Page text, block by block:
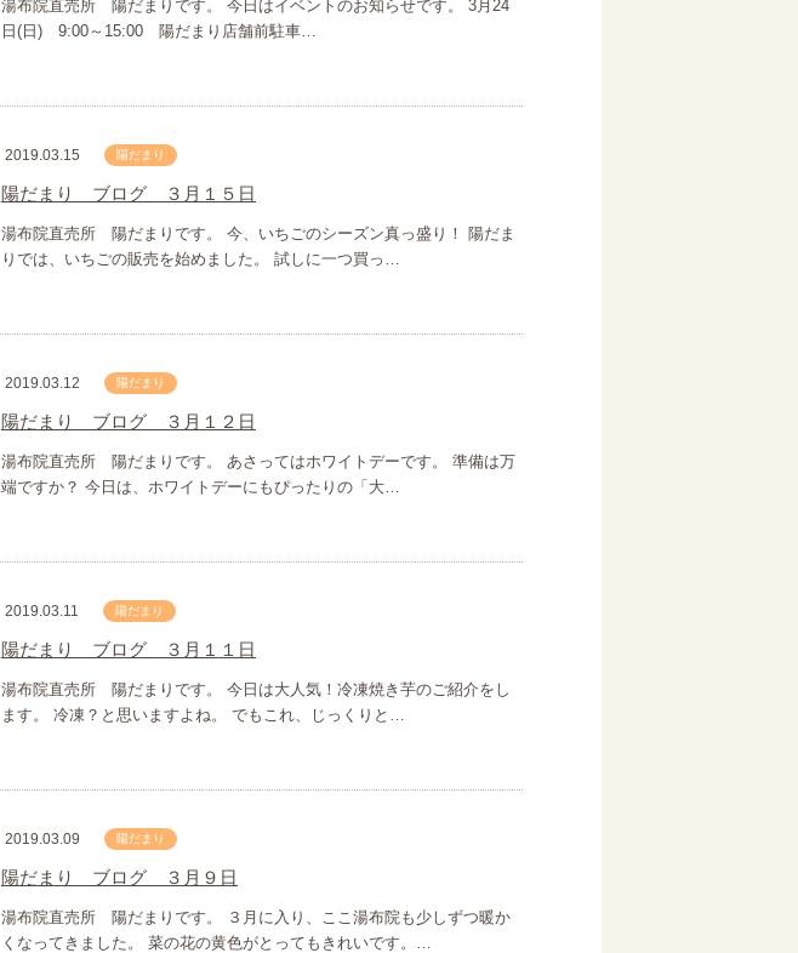
湯布院直売所 陽だまりです。 今日はイベントのお知らせです。 3月24
日(日) 9:00～15:00 陽だまり店舗前駐車…
2019.03.15 陽だまり
陽だまり ブログ ３月１５日
湯布院直売所 陽だまりです。 今、いちごのシーズン真っ盛り！ 陽だま
りでは、いちごの販売を始めました。 試しに一つ買っ…
2019.03.12 陽だまり
陽だまり ブログ ３月１２日
湯布院直売所 陽だまりです。 あさってはホワイトデーです。 準備は万
端ですか？ 今日は、ホワイトデーにもぴったりの「大…
2019.03.11 陽だまり
陽だまり ブログ ３月１１日
湯布院直売所 陽だまりです。 今日は大人気！冷凍焼き芋のご紹介をし
ます。 冷凍？と思いますよね。 でもこれ、じっくりと…
2019.03.09 陽だまり
陽だまり ブログ ３月９日
湯布院直売所 陽だまりです。 ３月に入り、ここ湯布院も少しずつ暖か
くなってきました。 菜の花の黄色がとってもきれいです。…